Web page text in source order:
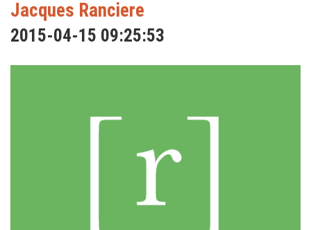
Jacques Ranciere
2015-04-15 09:25:53